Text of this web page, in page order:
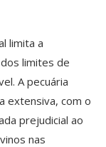
limita a
limites de
A pecuária
extensiva, com o
prejudicial ao
nas